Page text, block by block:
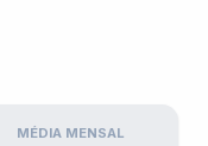
MÉDIA MENSAL